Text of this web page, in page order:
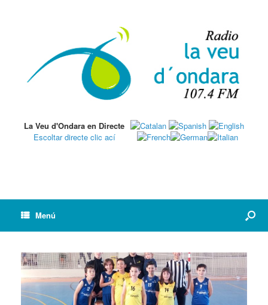
La Veu d'Ondara en Directe
Escoltar directe clic ací
Menú